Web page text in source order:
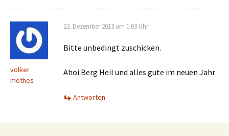
volker
mothes
22. Dezember 2013 um 1:03 Uhr
Bitte unbedingt zuschicken.
Ahoi Berg Heil und alles gute im neuen Jahr
Antworten